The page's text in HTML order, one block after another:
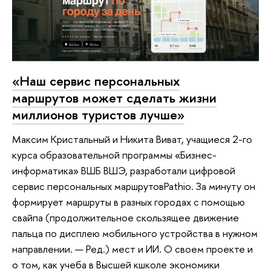
«Наш сервис персональных
маршрутов может сделать жизни
миллионов туристов лучше»
Максим Кристальный и Никита Виват, учащиеся 2-го
курса образовательной программы «Бизнес-
информатика» ВШБ ВШЭ, разработали цифровой
сервис персональных маршрутовPathio. За минуту он
формирует маршруты в разных городах с помощью
свайпа (продолжительное скользящее движение
пальца по дисплею мобильного устройства в нужном
направлении. — Ред.) мест и ИИ. О своем проекте и
о том, как учеба в Высшей кшколе экономики